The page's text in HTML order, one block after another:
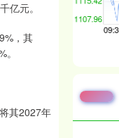
亿元。
，其
其2027年